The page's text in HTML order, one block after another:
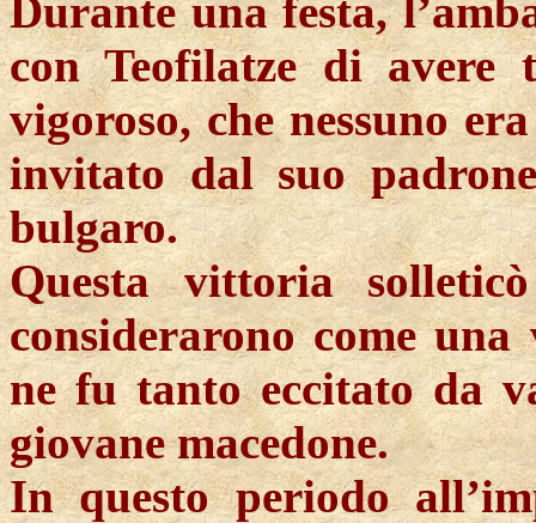
Durante una festa,
con Teofilatze di
vigoroso, che nessuno
invitato dal suo
bulgaro.
Questa vittoria
considerarono come
ne fu tanto eccitato da
giovane macedone.
In questo periodo